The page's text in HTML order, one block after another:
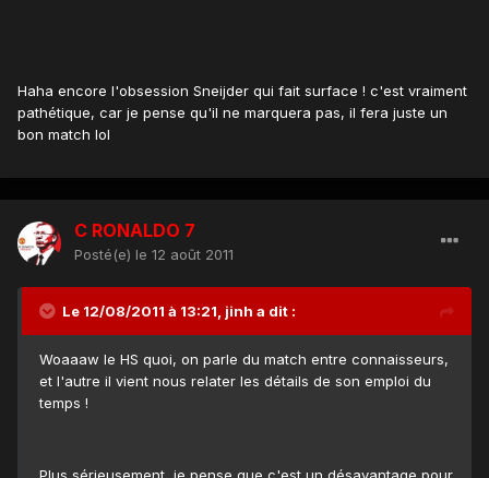
Haha encore l'obsession Sneijder qui fait surface ! c'est vraiment
pathétique, car je pense qu'il ne marquera pas, il fera juste un
bon match lol
C RONALDO 7
Posté(e) le 12 août 2011
Le 12/08/2011 à 13:21, jinh a dit :
Woaaaw le HS quoi, on parle du match entre connaisseurs,
et l'autre il vient nous relater les détails de son emploi du
temps !